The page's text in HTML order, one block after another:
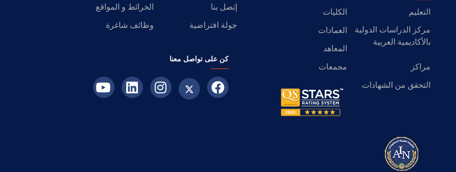
التعليم
الكليات
مركز الدراسات الدولية
بالأكاديمية العربية
العمادات
المعاهد
مراكز
مجمعات
التحقق من الشهادات
إتصل بنا
الخرائط و المواقع
جولة افتراضية
وظائف شاغرة
كن على تواصل معنا